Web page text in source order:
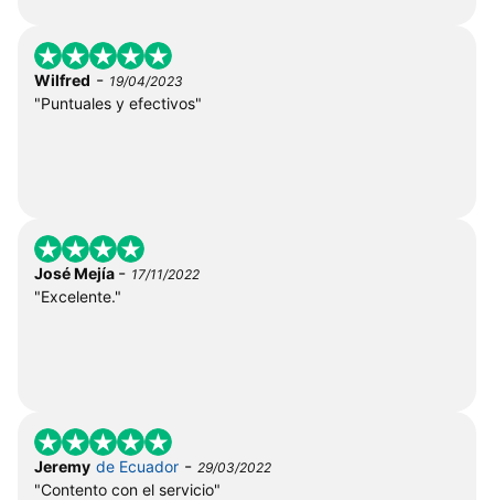
Wilfred - 19/04/2023
"Puntuales y efectivos"
José Mejía - 17/11/2022
"Excelente."
Jeremy de Ecuador - 29/03/2022
"Contento con el servicio"